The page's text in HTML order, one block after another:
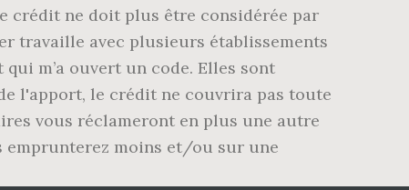
crédit ne doit plus être considérée par
travaille avec plusieurs établissements
m’a ouvert un code. Elles sont
l'apport, le crédit ne couvrira pas toute
vous réclameront en plus une autre
emprunterez moins et/ou sur une